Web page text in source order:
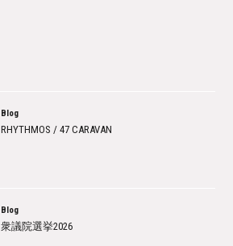
Blog
RHYTHMOS / 47 CARAVAN
Blog
衆議院選挙2026